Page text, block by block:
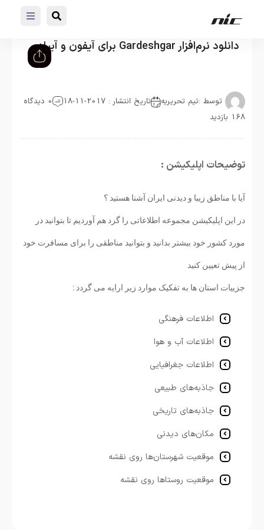
دانلود نرم‌افزار Gardeshgar برای آیفون و آیپاد
توسط :تیم تحریریه تاریخ انتشار : 2017-11-18
0 دیدگاه
168 بازدید
توضیحات اپلیکیشن :
آیا با مناطق زیبا و دیدنی ایران آشنا هستید ؟
در این اپلیکیشن مجموعه اطلاعاتی را گرد هم آوردیم تا بتوانید در
مورد کشور خود بیشتر بدانید و بتوانید مناطقی را برای مسافرت خود
از پیش تعیین کنید
جزییات استان ها به تفکیک موارد زیر ارایه می گردد :
اطلاعات فرهنگی
اطلاعات آب و هوا
اطلاعات جغرافیایی
جاذبه‌های طبیعی
جاذبه‌های تاریخی
مکان‌های دیدنی
موقعیت شهرستان‌ها روی نقشه
موقعیت روستاها روی نقشه